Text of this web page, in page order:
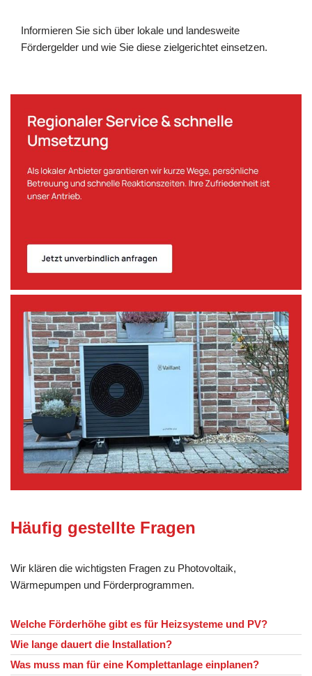
Informieren Sie sich über lokale und landesweite
Fördergelder und wie Sie diese zielgerichtet einsetzen.
Häufig gestellte Fragen
Wir klären die wichtigsten Fragen zu Photovoltaik,
Wärmepumpen und Förderprogrammen.
Welche Förderhöhe gibt es für Heizsysteme und PV?
Wie lange dauert die Installation?
Was muss man für eine Komplettanlage einplanen?